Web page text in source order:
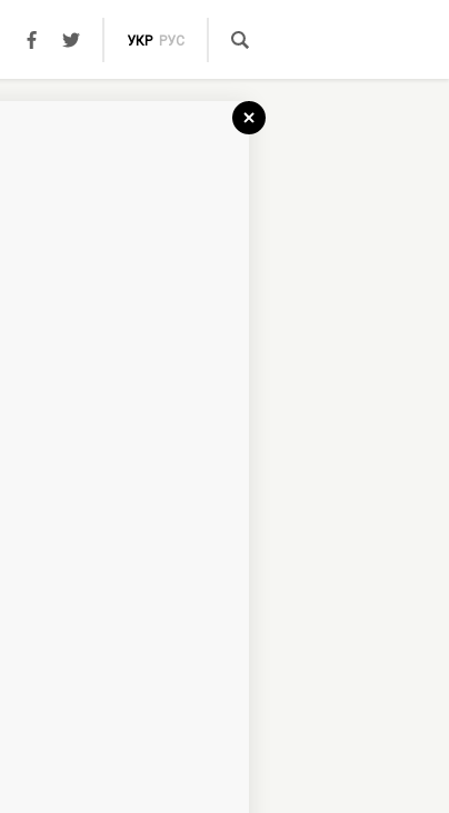
УКР РУС